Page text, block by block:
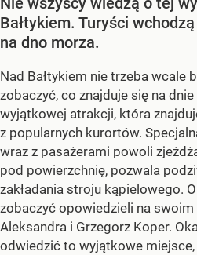
Bałtykiem. Turyści
na dno morza.
Nad Bałtykiem nie trzeba wcale
zobaczyć, co znajduje się na
wyjątkowej atrakcji, która
z popularnych kurortów.
wraz z pasażerami powoli
pod powierzchnię, pozwala
zakładania stroju kąpielowego.
zobaczyć opowiedzieli na
Aleksandra i Grzegorz Koper.
odwiedzić to wyjątkowe